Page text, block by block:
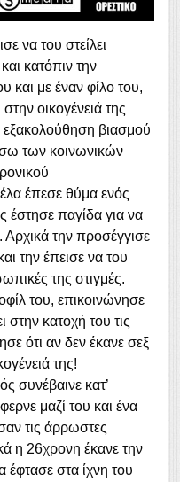
να του στείλει
κατόπιν την
και με έναν φίλο του,
στην οικογένειά της
εξακολούθηση βιασμού
των κοινωνικών
έπεσε θύμα ενός
έστησε παγίδα για να
Αρχικά την προσέγγισε
την έπεισε να του
της στιγμές.
του, επικοινώνησε
στην κατοχή του τις
ότι αν δεν έκανε σεξ
της!
συνέβαινε κατ’
μαζί του και ένα
τις άρρωστες
η 26χρονη έκανε την
έφτασε στα ίχνη του